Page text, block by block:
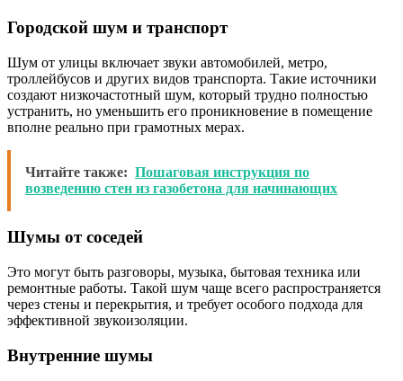
Городской шум и транспорт
Шум от улицы включает звуки автомобилей, метро,
троллейбусов и других видов транспорта. Такие источники
создают низкочастотный шум, который трудно полностью
устранить, но уменьшить его проникновение в помещение
вполне реально при грамотных мерах.
Читайте также: Пошаговая инструкция по
возведению стен из газобетона для начинающих
Шумы от соседей
Это могут быть разговоры, музыка, бытовая техника или
ремонтные работы. Такой шум чаще всего распространяется
через стены и перекрытия, и требует особого подхода для
эффективной звукоизоляции.
Внутренние шумы